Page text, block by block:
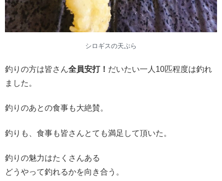
シロギスの天ぷら
釣りの方は皆さん全員安打！ だいたい一人10匹程度は釣れ
ました。
釣りのあとの食事も大絶賛。
釣りも、食事も皆さんとても満足して頂いた。
釣りの魅力はたくさんある
どうやって釣れるかを向き合う。